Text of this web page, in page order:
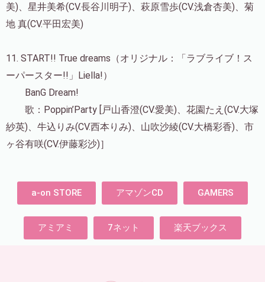
美)、星井美希(CV.長谷川明子)、萩原雪歩(CV.浅倉杏美)、菊
地 真(CV.平田宏美)
11. START!! True dreams（オリジナル：「ラブライブ！ス
ーパースター!!」Liella!）
BanG Dream!
歌：Poppin’Party [戸山香澄(CV.愛美)、花園たえ(CV.大塚
紗英)、牛込りみ(CV.西本りみ)、山吹沙綾(CV.大橋彩香)、市
ヶ谷有咲(CV.伊藤彩沙)］
a-on STORE アマゾンCD GAMERS
アミアミ 7ネット 楽天ブックス